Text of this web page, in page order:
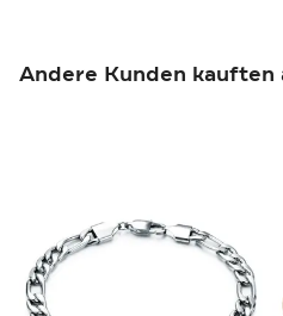
Andere Kunden kauften